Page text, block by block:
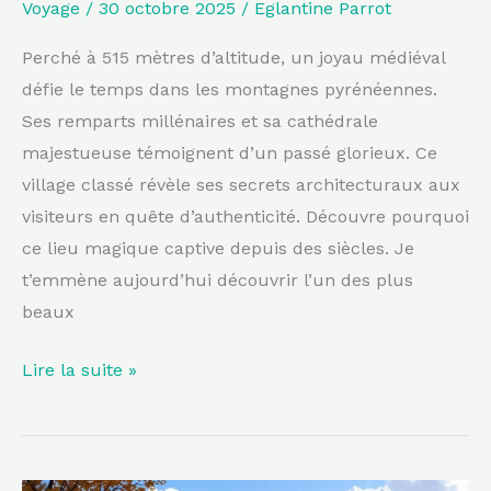
Voyage / 30 octobre 2025 / Eglantine Parrot
Perché à 515 mètres d’altitude, un joyau médiéval
défie le temps dans les montagnes pyrénéennes.
Ses remparts millénaires et sa cathédrale
majestueuse témoignent d’un passé glorieux. Ce
village classé révèle ses secrets architecturaux aux
visiteurs en quête d’authenticité. Découvre pourquoi
ce lieu magique captive depuis des siècles. Je
t’emmène aujourd’hui découvrir l’un des plus
beaux
de
fées
Lire la suite »